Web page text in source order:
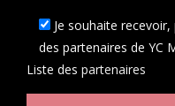
Je souhaite
des partenaires de YC
Liste des partenaires